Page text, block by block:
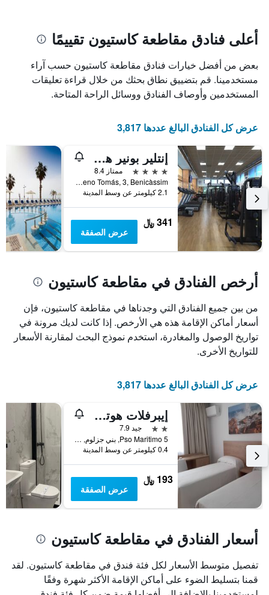
محور
الذي
يعرض
الأيام
الإقامة
يتضمن
المخطط
التالي
1
محور
Y
الذي
يعرض
متوسط
سعر
غرفة
أعلى فنادق مقاطعة كاستيون تقييمًا
بعض من أفضل خيارات فنادق مقاطعة كاستيون حسب آراء
مستخدمينا. قم بتضييق نطاق بحثك من خلال قراءة تعليقات
المستخدمين وأوصاف الفنادق ووسائل الراحة المتاحة.
عرض كل الفنادق البالغ عددها 3,817
إنتلير بونير هوتل باي إنتلير هوتلز آند سويتس
4 نجوم
ممتاز 8.4
Av. Gimeno Tomás, 3, Benicàssim, منطقة بلنسية, أسبانيا
2.1 كيلومتر عن وسط المدينة
341 ﷼
عرض الصفقة
أرخص الفنادق في مقاطعة كاستيون
من بين جميع الفنادق التي وجدناها في مقاطعة كاستيون، فإن
أسعار أماكن الإقامة هذه هي الأرخص. إذا كانت لديك مرونة في
تواريخ الوصول والمغادرة، استخدم نموذج البحث لمقارنة الأسعار
للتواريخ الأخرى.
عرض كل الفنادق البالغ عددها 3,817
إيبرفلات هوتل مارينتون
2 نجمتين
جيد 7.9
Pso Maritimo 5, بني جزلوم, منطقة بلنسية, أسبانيا
0.4 كيلومتر عن وسط المدينة
193 ﷼
عرض الصفقة
أسعار الفنادق في مقاطعة كاستيون
تفصيل متوسط الأسعار لكل فئة فندق في مقاطعة كاستيون. لقد
قمنا بتسليط الضوء على أماكن الإقامة الأكثر شهرة وفقًا